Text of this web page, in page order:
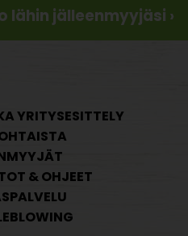
lähin jälleenmyyjäsi ›
YRITYSESITTELY
& OHJEET